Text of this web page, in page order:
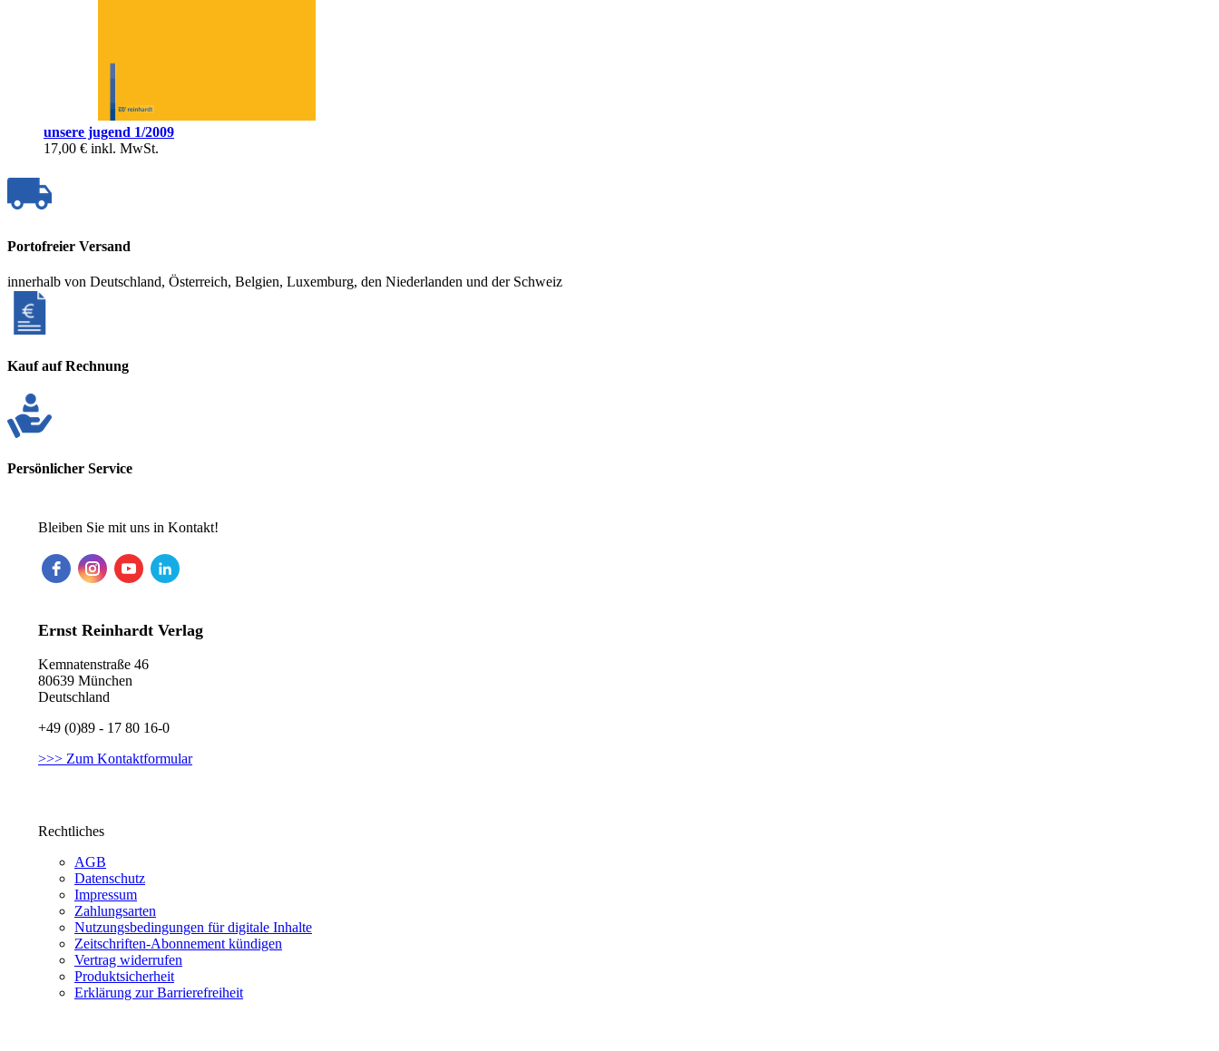
unsere jugend 1/2009
17,00 € inkl. MwSt.
Portofreier Versand
innerhalb von Deutschland, Österreich, Belgien, Luxemburg, den Niederlanden und der Schweiz
Kauf auf Rechnung
Persönlicher Service
Bleiben Sie mit uns in Kontakt!
Ernst Reinhardt Verlag
Kemnatenstraße 46
80639 München
Deutschland
+49 (0)89 - 17 80 16-0
>>> Zum Kontaktformular
Rechtliches
AGB
Datenschutz
Impressum
Zahlungsarten
Nutzungsbedingungen für digitale Inhalte
Zeitschriften-Abonnement kündigen
Vertrag widerrufen
Produktsicherheit
Erklärung zur Barrierefreiheit